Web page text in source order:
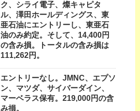
ク、シライ電子、燦キャピタ
ル、澤田ホールディングス、東
亜石油にエントリーし、東亜石
油のみ約定。そして、14,400円
の含み損。トータルの含み損は
111,262円。
エントリーなし。JMNC、エプソ
ン、マツダ、サイバーダイン、
マーベラス保有。219,000円の含
み損。